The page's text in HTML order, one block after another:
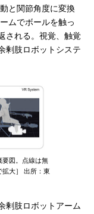
と関節角度に変換
ムでボールを触っ
される。視覚、触覚
剰肢ロボットシステ
要図。点線は無
拡大］ 出所：東
剰肢ロボットアーム